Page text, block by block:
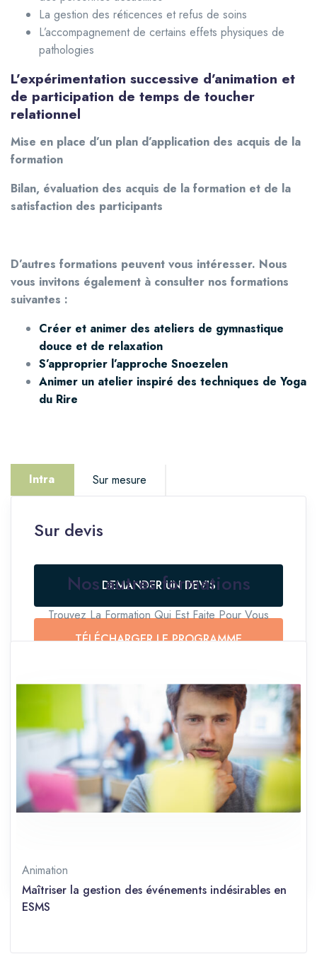
La gestion des réticences et refus de soins
L’accompagnement de certains effets physiques de
pathologies
L’expérimentation successive d’animation et
de participation de temps de toucher
relationnel
Mise en place d’un plan d’application des acquis de la
formation
Bilan, évaluation des acquis de la formation et de la
satisfaction des participants
D’autres formations peuvent vous intéresser. Nous
vous invitons également à consulter nos formations
suivantes :
Créer et animer des ateliers de gymnastique
douce et de relaxation
S’approprier l’approche Snoezelen
Animer un atelier inspiré des techniques de Yoga
du Rire
Intra
Sur devis
DEMANDER UN DEVIS
TÉLÉCHARGER LE PROGRAMME
TÉLÉCHARGER LE CATALOGUE
3 jours (21 heures)
Langue Français
Prérequis Débutant
Sur mesure
Vous êtes intéressé.e par cette thématique mais
NOUS CONTACTER
Nos autres formations
Trouvez La Formation Qui Est Faite Pour Vous
Animation
Maîtriser la gestion des événements indésirables en
ESMS